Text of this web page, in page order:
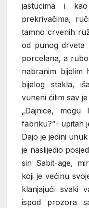
jastucima i
prekrivačima,
tamno crvenih
od punog drveta
porcelana, a
nabranim bijelim
bijelog stakla,
vuneni ćilim sav
„Dajnice,
fabriku?“- upitah
Dajo je jedini
je naslijedio
sin Sabit-age,
koji je većinu
klanjajući svaki
ispod prozora